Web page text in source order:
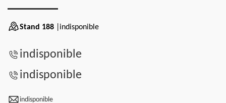
Stand 188 |indisponible
indisponible
indisponible
indisponible